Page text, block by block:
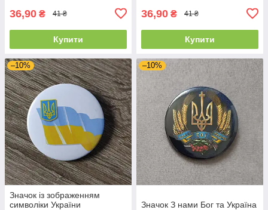
36,90 ₴ 41 ₴
Купити
36,90 ₴ 41 ₴
Купити
–10%
Значок із зображенням
символіки України
–10%
Значок З нами Бог та Україна